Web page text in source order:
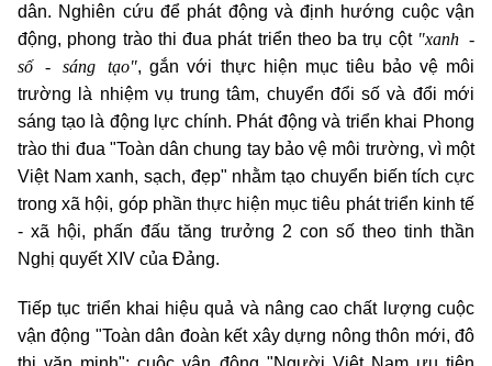
dân. Nghiên cứu để phát động và định hướng cuộc vận
động, phong trào thi đua phát triển theo ba trụ cột "xanh -
số - sáng tạo", gắn với thực hiện mục tiêu bảo vệ môi
trường là nhiệm vụ trung tâm, chuyển đổi số và đổi mới
sáng tạo là động lực chính. Phát động và triển khai Phong
trào thi đua "Toàn dân chung tay bảo vệ môi trường, vì một
Việt Nam xanh, sạch, đẹp" nhằm tạo chuyển biến tích cực
trong xã hội, góp phần thực hiện mục tiêu phát triển kinh tế
- xã hội, phấn đấu tăng trưởng 2 con số theo tinh thần
Nghị quyết XIV của Đảng.
Tiếp tục triển khai hiệu quả và nâng cao chất lượng cuộc
vận động "Toàn dân đoàn kết xây dựng nông thôn mới, đô